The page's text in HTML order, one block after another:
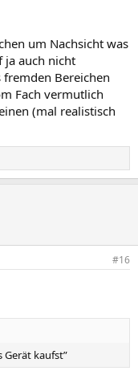
um Nachsicht was
ja auch nicht
Bereichen
Fach vermutlich
(mal realistisch
#16
Gerät kaufst”